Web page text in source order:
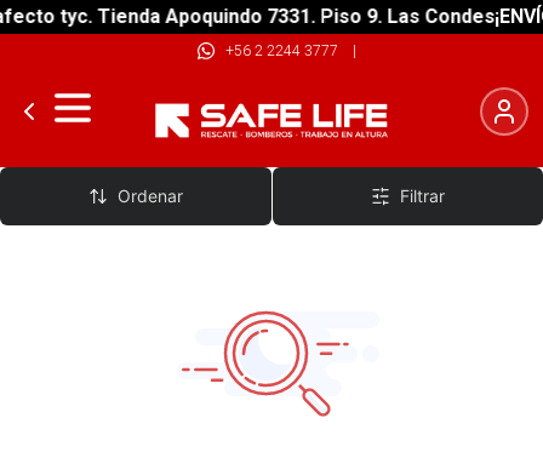
tyc. Tienda Apoquindo 7331. Piso 9. Las Condes
+56 2 2244 3777 |
Chalecos Seguridad
Ordenar Filtrar